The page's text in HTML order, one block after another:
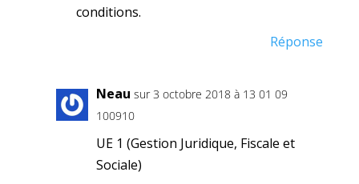
conditions.
Réponse
Neau sur 3 octobre 2018 à 13 01 09
100910
UE 1 (Gestion Juridique, Fiscale et
Sociale)